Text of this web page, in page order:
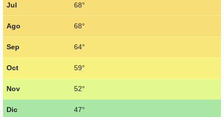
Jul 68°
Ago 68°
Sep 64°
Oct 59°
Nov 52°
Dic 47°